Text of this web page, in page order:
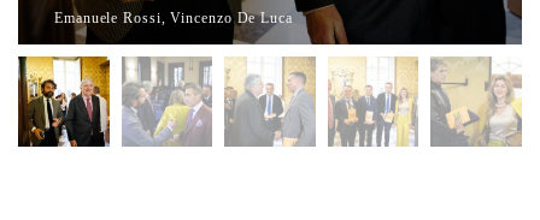
Emanuele Rossi, Vincenzo De Luca